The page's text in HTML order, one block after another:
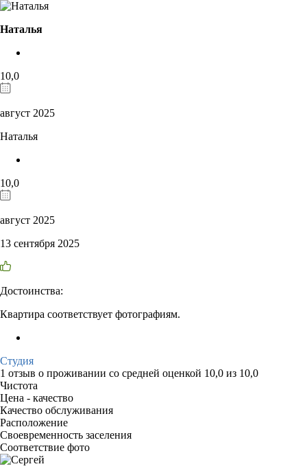
Наталья
10,0
август 2025
Наталья
10,0
август 2025
13 сентября 2025
Достоинства:
Квартира соответствует фотографиям.
Студия
1 отзыв о проживании со средней оценкой 10,0 из 10,0
Чистота
Цена - качество
Качество обслуживания
Расположение
Своевременность заселения
Соответствие фото